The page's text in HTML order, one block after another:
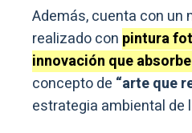
Además, cuenta con un
realizado con pintura
innovación que absorbe
concepto de “arte que
estrategia ambiental de